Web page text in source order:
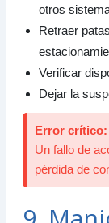
otros
Retraer
Verificar
Dejar la
Error crítico:
Un fallo de
pérdida de